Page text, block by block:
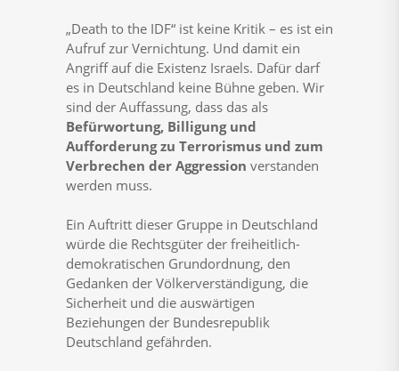
„Death to the IDF“ ist keine Kritik – es ist ein
Aufruf zur Vernichtung. Und damit ein
Angriff auf die Existenz Israels. Dafür darf
es in Deutschland keine Bühne geben. Wir
sind der Auffassung, dass das als
Befürwortung, Billigung und
Aufforderung zu Terrorismus und zum
Verbrechen der Aggression verstanden
werden muss.
Ein Auftritt dieser Gruppe in Deutschland
würde die Rechtsgüter der freiheitlich-
demokratischen Grundordnung, den
Gedanken der Völkerverständigung, die
Sicherheit und die auswärtigen
Beziehungen der Bundesrepublik
Deutschland gefährden.